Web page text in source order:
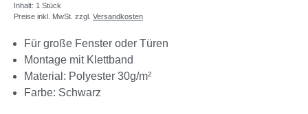
Inhalt: 1 Stück
Preise inkl. MwSt. zzgl. Versandkosten
Für große Fenster oder Türen
Montage mit Klettband
Material: Polyester 30g/m²
Farbe: Schwarz